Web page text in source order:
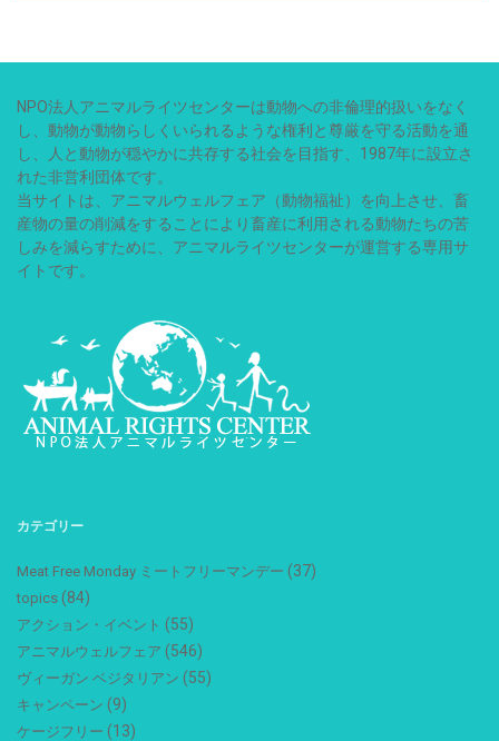
NPO法人アニマルライツセンターは動物への非倫理的扱いをなく
し、動物が動物らしくいられるような権利と尊厳を守る活動を通
し、人と動物が穏やかに共存する社会を目指す、1987年に設立さ
れた非営利団体です。
当サイトは、アニマルウェルフェア（動物福祉）を向上させ、畜
産物の量の削減をすることにより畜産に利用される動物たちの苦
しみを減らすために、アニマルライツセンターが運営する専用サ
イトです。
カテゴリー
Meat Free Monday ミートフリーマンデー (37)
topics (84)
アクション・イベント (55)
アニマルウェルフェア (546)
ヴィーガン ベジタリアン (55)
キャンペーン (9)
ケージフリー (13)